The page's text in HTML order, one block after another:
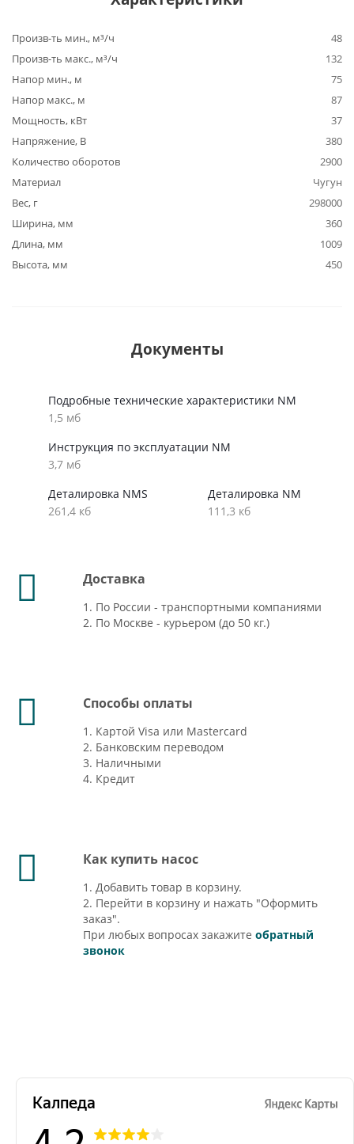
Произв-ть мин., м³/ч
48
Произв-ть макс., м³/ч
132
Напор мин., м
75
Напор макс., м
87
Мощность, кВт
37
Напряжение, В
380
Количество оборотов
2900
Материал
Чугун
Вес, г
298000
Ширина, мм
360
Длина, мм
1009
Высота, мм
450
Документы
Подробные технические характеристики NM
1,5 мб
Инструкция по эксплуатации NM
3,7 мб
Деталировка NMS
261,4 кб
Деталировка NM
111,3 кб
Доставка
1. По России - транспортными компаниями
2. По Москве - курьером (до 50 кг.)
Способы оплаты
1. Картой Visa или Mastercard
2. Банковским переводом
3. Наличными
4. Кредит
Как купить насос
1. Добавить товар в корзину.
2. Перейти в корзину и нажать "Оформить
заказ".
При любых вопросах закажите обратный
звонок